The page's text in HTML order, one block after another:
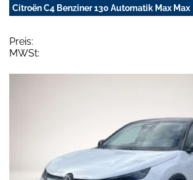
Citroën C4 Benziner 130 Automatik Max Max
Preis:
MWSt: